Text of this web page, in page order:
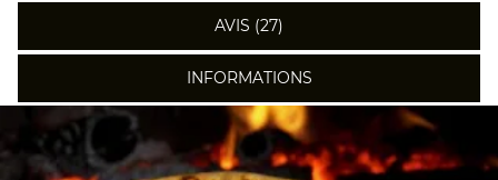
AVIS (27)
INFORMATIONS